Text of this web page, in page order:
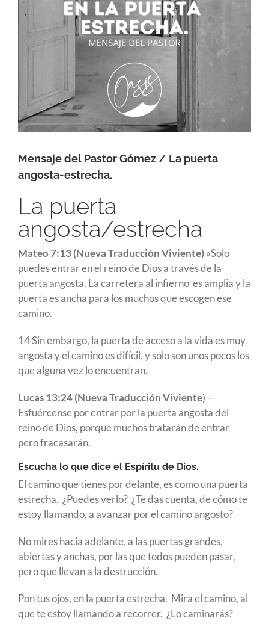
Mensaje del Pastor Gómez / La puerta
angosta-estrecha.
La puerta
angosta/estrecha
Mateo 7:13 (Nueva Traducción Viviente)»Solo
puedes entrar en el reino de Dios a través de la
puerta angosta. La carretera al infierno es amplia y la
puerta es ancha para los muchos que escogen ese
camino.
14 Sin embargo, la puerta de acceso a la vida es muy
angosta y el camino es difícil, y solo son unos pocos los
que alguna vez lo encuentran.
Lucas 13:24 (Nueva Traducción Viviente) —
Esfuércense por entrar por la puerta angosta del
reino de Dios, porque muchos tratarán de entrar
pero fracasarán.
Escucha lo que dice el Espíritu de Dios.
El camino que tienes por delante, es como una puerta
estrecha. ¿Puedes verlo? ¿Te das cuenta, de cómo te
estoy llamando, a avanzar por el camino angosto?
No mires hacia adelante, a las puertas grandes,
abiertas y anchas, por las que todos pueden pasar,
pero que llevan a la destrucción.
Pon tus ojos, en la puerta estrecha. Mira el camino, al
que te estoy llamando a recorrer. ¿Lo caminarás?